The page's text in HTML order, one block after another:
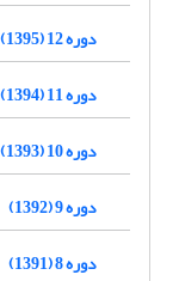
دوره 12 (1395)
دوره 11 (1394)
دوره 10 (1393)
دوره 9 (1392)
دوره 8 (1391)